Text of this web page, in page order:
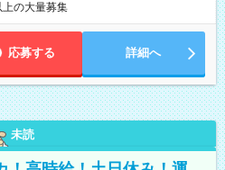
の大量募集
応募する 詳細へ
未読